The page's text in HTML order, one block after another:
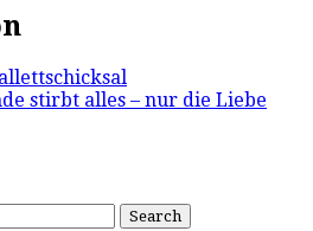
stirbt alles – nur die Liebe